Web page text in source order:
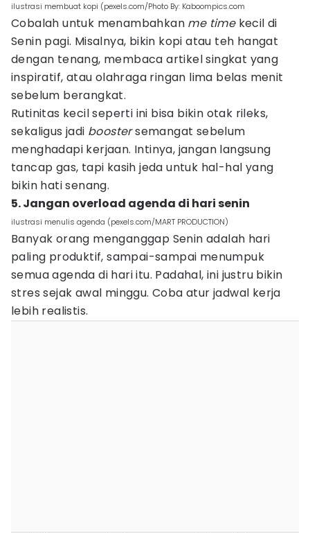
ilustrasi membuat kopi (pexels.com/Photo By: Kaboompics.com
Cobalah untuk menambahkan me timekecil di
Senin pagi. Misalnya, bikin kopi atau teh hangat
dengan tenang, membaca artikel singkat yang
inspiratif, atau olahraga ringan lima belas menit
sebelum berangkat.
Rutinitas kecil seperti ini bisa bikin otak rileks,
sekaligus jadi boostersemangat sebelum
menghadapi kerjaan. Intinya, jangan langsung
tancap gas, tapi kasih jeda untuk hal-hal yang
bikin hati senang.
5. Jangan overload agenda di hari senin
ilustrasi menulis agenda (pexels.com/MART PRODUCTION)
Banyak orang menganggap Senin adalah hari
paling produktif, sampai-sampai menumpuk
semua agenda di hari itu. Padahal, ini justru bikin
stres sejak awal minggu. Coba atur jadwal kerja
lebih realistis.